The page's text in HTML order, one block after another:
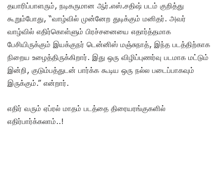
தயாரிப்பாளரும், நடிகருமான ஆர்.எஸ்.சதிஷ் படம் குறித்து
கூறும்போது, “வாழ்வில் முன்னேற துடிக்கும் மனிதர். அவர்
வாழ்வில் எதிர்கொள்ளும் பிரச்சனையை எதார்த்தமாக
பேசியிருக்கும் இயக்குநர் டென்னிஸ் மஞ்சுநாத், இந்த படத்திற்காக
நிறைய உழைத்திருக்கிறார். இது ஒரு விழிப்புணர்வு படமாக மட்டும்
இன்றி, குடும்பத்துடன் பார்க்க கூடிய ஒரு நல்ல படைப்பாகவும்
இருக்கும்.” என்றார்.
எதிர் வரும் ஏப்ரல் மாதம் படத்தை திரையரங்குகளில்
எதிர்பார்க்கலாம்..!